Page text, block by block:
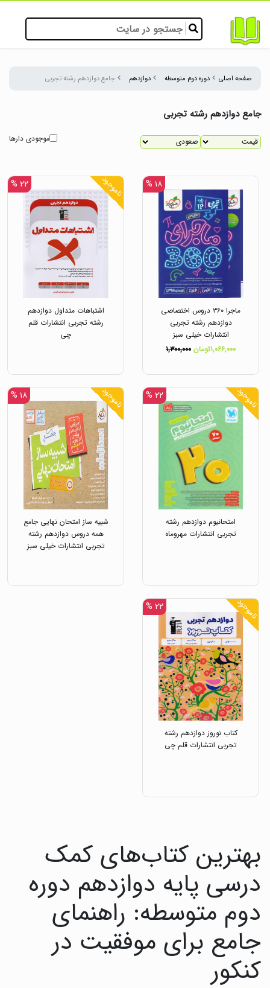
صفحه اصلی دوره دوم متوسطه دوازدهم جامع دوازدهم رشته تجربی
جامع دوازدهم رشته تجربی
موجودی دارها
۱۸ %
ماجرا ۳۶۰ دروس اختصاصی
دوازدهم رشته تجربی
انتشارات خیلی سبز
۱,۰۶۶,۰۰۰تومان
۱,۳۰۰,۰۰۰
ناموجود ۲۲ %
اشتباهات متداول دوازدهم
رشته تجربی انتشارات قلم
چی
ناموجود ۲۲ %
امتحانیوم دوازدهم رشته
تجربی انتشارات مهروماه
ناموجود ۱۸ %
شبیه ساز امتحان نهایی جامع
همه دروس دوازدهم رشته
تجربی انتشارات خیلی سبز
ناموجود ۲۲ %
کتاب نوروز دوازدهم رشته
تجربی انتشارات قلم چی
بهترین کتاب‌های کمک
درسی پایه دوازدهم دوره
دوم متوسطه: راهنمای
جامع برای موفقیت در
کنکور